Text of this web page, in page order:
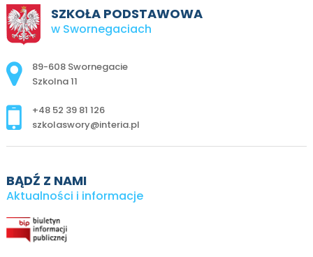
SZKOŁA PODSTAWOWA
w Swornegaciach
Adres pocztowy:
89-608 Swornegacie
Szkolna 11
+48 52 39 81 126
szkolaswory@interia.pl
BĄDŹ Z NAMI
Aktualności i informacje